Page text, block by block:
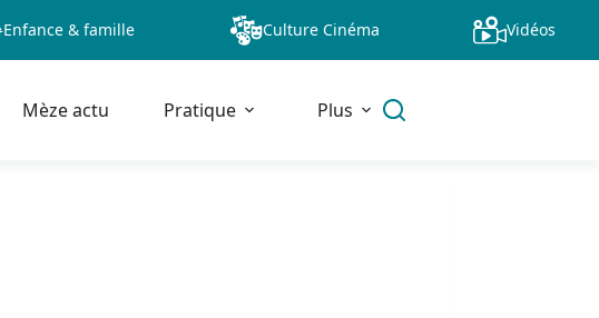
Enfance & famille Culture Cinéma Vidéos
Mèze actu Pratique Plus